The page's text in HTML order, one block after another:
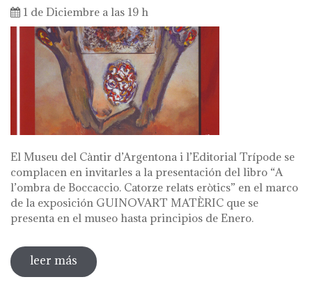
1 de Diciembre a las 19 h
El Museu del Càntir d’Argentona i l’Editorial Trípode se
complacen en invitarles a la presentación del libro “A
l’ombra de Boccaccio. Catorze relats eròtics” en el marco
de la exposición GUINOVART MATÈRIC que se
presenta en el museo hasta principios de Enero.
leer más sobre presentación del libro "a l'ombra
de boccaccio. catorze relats eròtics"